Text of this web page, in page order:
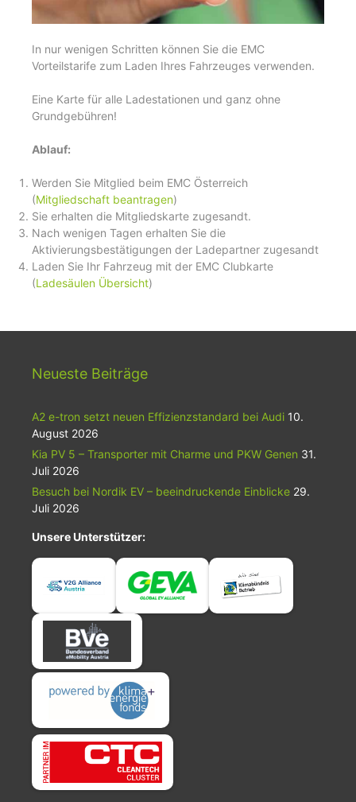
In nur wenigen Schritten können Sie die EMC
Vorteilstarife zum Laden Ihres Fahrzeuges verwenden.
Eine Karte für alle Ladestationen und ganz ohne
Grundgebühren!
Ablauf:
Werden Sie Mitglied beim EMC Österreich
(Mitgliedschaft beantragen)
Sie erhalten die Mitgliedskarte zugesandt.
Nach wenigen Tagen erhalten Sie die
Aktivierungsbestätigungen der Ladepartner zugesandt
Laden Sie Ihr Fahrzeug mit der EMC Clubkarte
(Ladesäulen Übersicht)
Neueste Beiträge
A2 e-tron setzt neuen Effizienzstandard bei Audi 10.
August 2026
Kia PV 5 – Transporter mit Charme und PKW Genen 31.
Juli 2026
Besuch bei Nordik EV – beeindruckende Einblicke 29.
Juli 2026
Unsere Unterstützer: